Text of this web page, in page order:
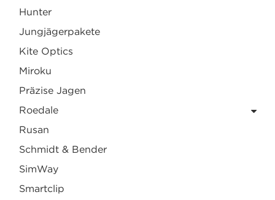
Hunter
Jungjägerpakete
Kite Optics
Miroku
Präzise Jagen
Roedale
Rusan
Schmidt & Bender
SimWay
Smartclip